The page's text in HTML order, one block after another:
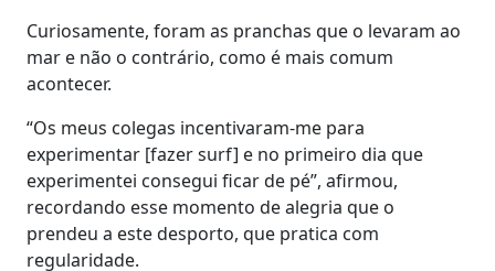
Curiosamente, foram as pranchas que o levaram ao
mar e não o contrário, como é mais comum
acontecer.
“Os meus colegas incentivaram-me para
experimentar [fazer surf] e no primeiro dia que
experimentei consegui ficar de pé”, afirmou,
recordando esse momento de alegria que o
prendeu a este desporto, que pratica com
regularidade.